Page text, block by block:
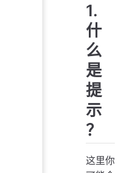
1.
什
么
是
提
示
？
这里你